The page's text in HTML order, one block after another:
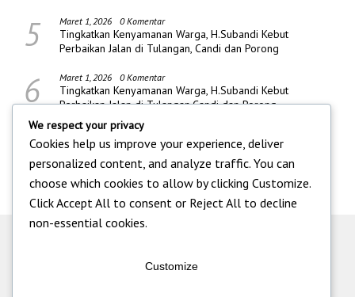
5 Maret 1, 2026 0 Komentar
Tingkatkan Kenyamanan Warga, H.Subandi Kebut
Perbaikan Jalan di Tulangan, Candi dan Porong
6 Maret 1, 2026 0 Komentar
Tingkatkan Kenyamanan Warga, H.Subandi Kebut
Perbaikan Jalan di Tulangan,Candi dan Porong
We respect your privacy
Cookies help us improve your experience, deliver
personalized content, and analyze traffic. You can
choose which cookies to allow by clicking Customize.
ClickAccept All to consent or Reject All to decline
non-essential cookies.
Customize